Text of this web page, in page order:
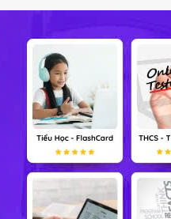
đáp án và lời giải giúp
ứng từ B=0,1T. Mặt
trên.